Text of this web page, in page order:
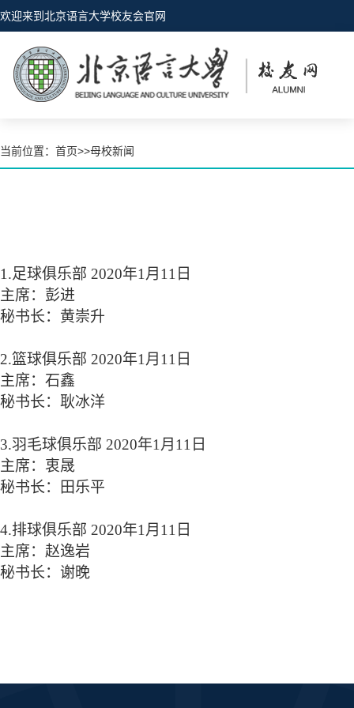
欢迎来到北京语言大学校友会官网
当前位置： 首页>>母校新闻
1.足球俱乐部 2020年1 月 11 日
主席：彭进
秘书长：黄崇升
2.篮球俱乐部 2020年1 月 11 日
主席：石鑫
秘书长：耿冰洋
3.羽毛球俱乐部 2020年1 月 11 日
主席：衷晟
秘书长：田乐平
4.排球俱乐部 2020年1 月 11 日
主席：赵逸岩
秘书长：谢晚